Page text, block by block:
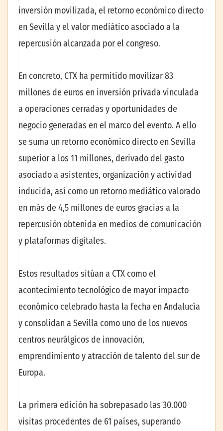
inversión movilizada, el retorno económico directo
en Sevilla y el valor mediático asociado a la
repercusión alcanzada por el congreso.
En concreto, CTX ha permitido movilizar 83
millones de euros en inversión privada vinculada
a operaciones cerradas y oportunidades de
negocio generadas en el marco del evento. A ello
se suma un retorno económico directo en Sevilla
superior a los 11 millones, derivado del gasto
asociado a asistentes, organización y actividad
inducida, así como un retorno mediático valorado
en más de 4,5 millones de euros gracias a la
repercusión obtenida en medios de comunicación
y plataformas digitales.
Estos resultados sitúan a CTX como el
acontecimiento tecnológico de mayor impacto
económico celebrado hasta la fecha en Andalucía
y consolidan a Sevilla como uno de los nuevos
centros neurálgicos de innovación,
emprendimiento y atracción de talento del sur de
Europa.
La primera edición ha sobrepasado las 30.000
visitas procedentes de 61 países, superando